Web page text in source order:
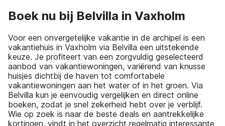
Boek nu bij Belvilla in Vaxholm
Voor een onvergetelijke vakantie in de archipel is een
vakantiehuis in Vaxholm via Belvilla een uitstekende
keuze. Je profiteert van een zorgvuldig geselecteerd
aanbod van vakantiewoningen, variërend van knusse
huisjes dichtbij de haven tot comfortabele
vakantiewoningen aan het water of in het groen. Via
Belvilla kun je eenvoudig vergelijken en direct online
boeken, zodat je snel zekerheid hebt over je verblijf.
Wie op zoek is naar de beste deals en aantrekkelijke
kortingen, vindt in het overzicht regelmatig interessante